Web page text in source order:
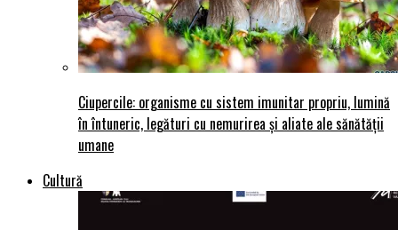
Ciupercile: organisme cu sistem imunitar propriu, lumină
în întuneric, legături cu nemurirea și aliate ale sănătății
umane
Cultură